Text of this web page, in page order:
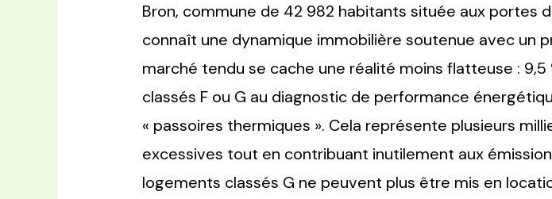
Bron, commune de 42 982 habitants située aux portes
connaît une dynamique immobilière soutenue avec un
marché tendu se cache une réalité moins flatteuse :
classés F ou G au diagnostic de performance
« passoires thermiques ». Cela représente plusieurs
excessives tout en contribuant inutilement aux
logements classés G ne peuvent plus être mis en